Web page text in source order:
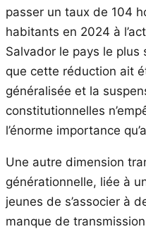
passer un taux de 104
habitants en 2024 à
Salvador le pays le plus
que cette réduction ait
généralisée et la
constitutionnelles
l’énorme importance
Une autre dimension
générationnelle, liée à
jeunes de s’associer à
manque de